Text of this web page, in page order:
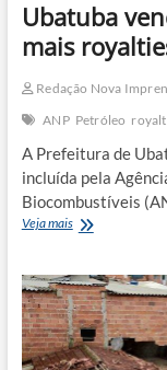
Ubatuba
mais
Redação Nova
ANP Petróleo
A Prefeitura de
incluída pela
Biocombustíveis
Veja maisUbatuba
e
deve
receber
mais
royalties